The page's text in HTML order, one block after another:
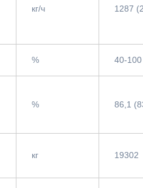
кг/ч 1287
% 40-100
% 86,1
кг 19302